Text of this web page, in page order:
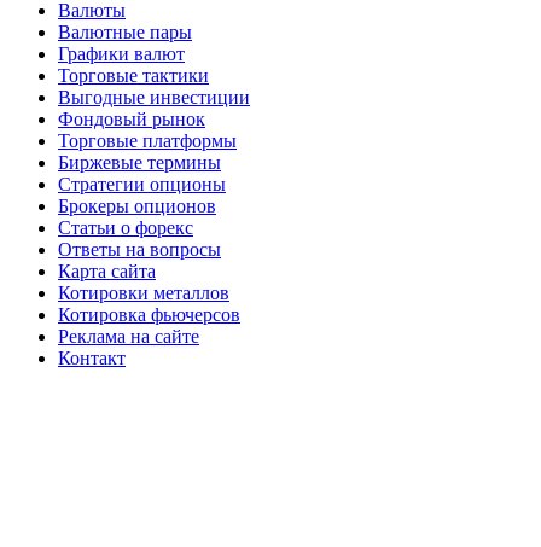
Валюты
Валютные пары
Графики валют
Торговые тактики
Выгодные инвестиции
Фондовый рынок
Торговые платформы
Биржевые термины
Стратегии опционы
Брокеры опционов
Статьи о форекс
Ответы на вопросы
Карта сайта
Котировки металлов
Котировка фьючерсов
Реклама на сайте
Контакт